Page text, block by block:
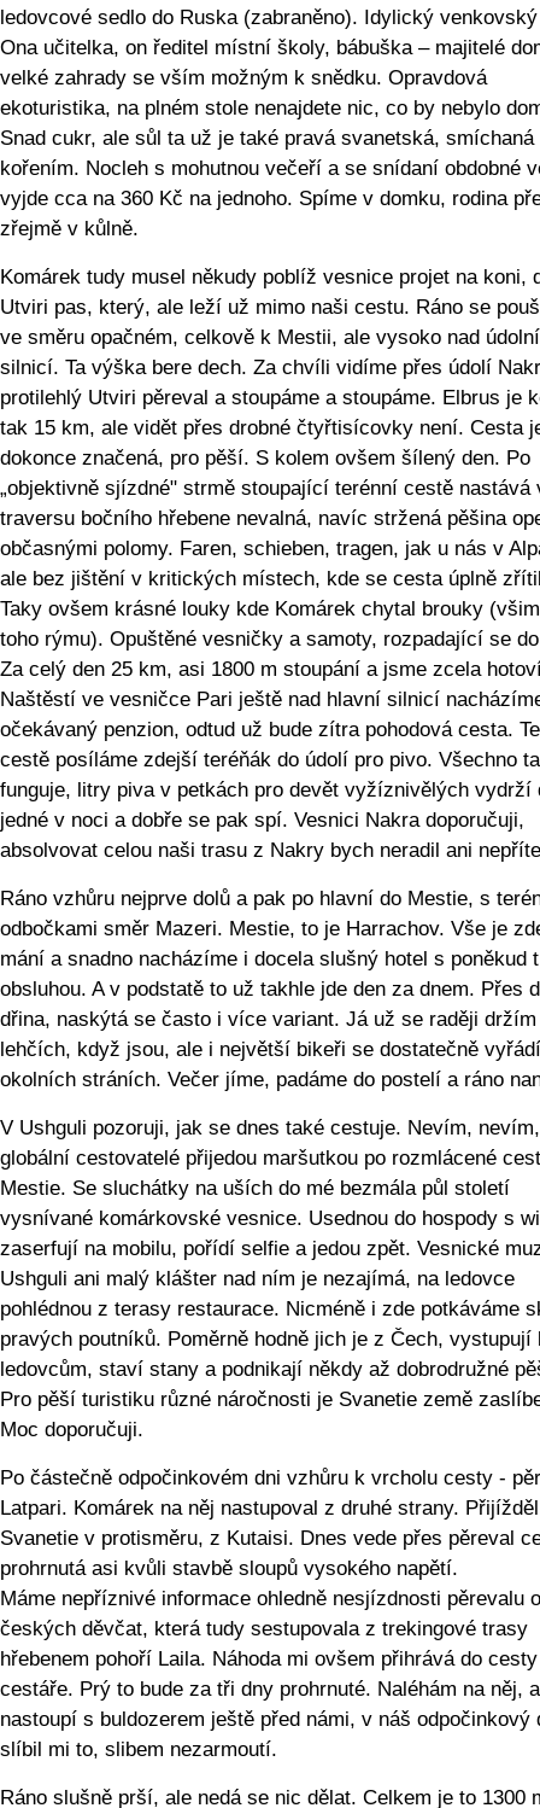
ledovcové sedlo do Ruska (zabraněno). Idylický
Ona učitelka, on ředitel místní školy, bábuška – majitelé
velké zahrady se vším možným k snědku. Opravdová
ekoturistika, na plném stole nenajdete nic, co by nebylo
Snad cukr, ale sůl ta už je také pravá svanetská, smíchaná
kořením. Nocleh s mohutnou večeří a se snídaní obdobné
vyjde cca na 360 Kč na jednoho. Spíme v domku, rodina
zřejmě v kůlně.
Komárek tudy musel někudy poblíž vesnice projet na koni,
Utviri pas, který, ale leží už mimo naši cestu. Ráno se
ve směru opačném, celkově k Mestii, ale vysoko nad údolní
silnicí. Ta výška bere dech. Za chvíli vidíme přes údolí
protilehlý Utviri pěreval a stoupáme a stoupáme. Elbrus je
tak 15 km, ale vidět přes drobné čtyřtisícovky není. Cesta
dokonce značená, pro pěší. S kolem ovšem šílený den. Po
„objektivně sjízdné" strmě stoupající terénní cestě nastává
traversu bočního hřebene nevalná, navíc stržená pěšina
občasnými polomy. Faren, schieben, tragen, jak u nás v
ale bez jištění v kritických místech, kde se cesta úplně
Taky ovšem krásné louky kde Komárek chytal brouky
toho rýmu). Opuštěné vesničky a samoty, rozpadající se
Za celý den 25 km, asi 1800 m stoupání a jsme zcela
Naštěstí ve vesničce Pari ještě nad hlavní silnicí
očekávaný penzion, odtud už bude zítra pohodová cesta.
cestě posíláme zdejší teréňák do údolí pro pivo. Všechno
funguje, litry piva v petkách pro devět vyžíznivělých vydrží
jedné v noci a dobře se pak spí. Vesnici Nakra doporučuji,
absolvovat celou naši trasu z Nakry bych neradil ani
Ráno vzhůru nejprve dolů a pak po hlavní do Mestie, s
odbočkami směr Mazeri. Mestie, to je Harrachov. Vše je
mání a snadno nacházíme i docela slušný hotel s poněkud
obsluhou. A v podstatě to už takhle jde den za dnem. Přes
dřina, naskýtá se často i více variant. Já už se raději
lehčích, když jsou, ale i největší bikeři se dostatečně
okolních stráních. Večer jíme, padáme do postelí a ráno
V Ushguli pozoruji, jak se dnes také cestuje. Nevím, nevím,
globální cestovatelé přijedou maršutkou po rozmlácené
Mestie. Se sluchátky na uších do mé bezmála půl století
vysnívané komárkovské vesnice. Usednou do hospody s
zaserfují na mobilu, pořídí selfie a jedou zpět. Vesnické
Ushguli ani malý klášter nad ním je nezajímá, na ledovce
pohlédnou z terasy restaurace. Nicméně i zde potkáváme
pravých poutníků. Poměrně hodně jich je z Čech, vystupují
ledovcům, staví stany a podnikají někdy až dobrodružné
Pro pěší turistiku různé náročnosti je Svanetie země
Moc doporučuji.
Po částečně odpočinkovém dni vzhůru k vrcholu cesty -
Latpari. Komárek na něj nastupoval z druhé strany.
Svanetie v protisměru, z Kutaisi. Dnes vede přes pěreval
prohrnutá asi kvůli stavbě sloupů vysokého napětí.
Máme nepříznivé informace ohledně nesjízdnosti pěrevalu
českých děvčat, která tudy sestupovala z trekingové trasy
hřebenem pohoří Laila. Náhoda mi ovšem přihrává do cesty
cestáře. Prý to bude za tři dny prohrnuté. Naléhám na něj,
nastoupí s buldozerem ještě před námi, v náš odpočinkový
slíbil mi to, slibem nezarmoutí.
Ráno slušně prší, ale nedá se nic dělat. Celkem je to 1300